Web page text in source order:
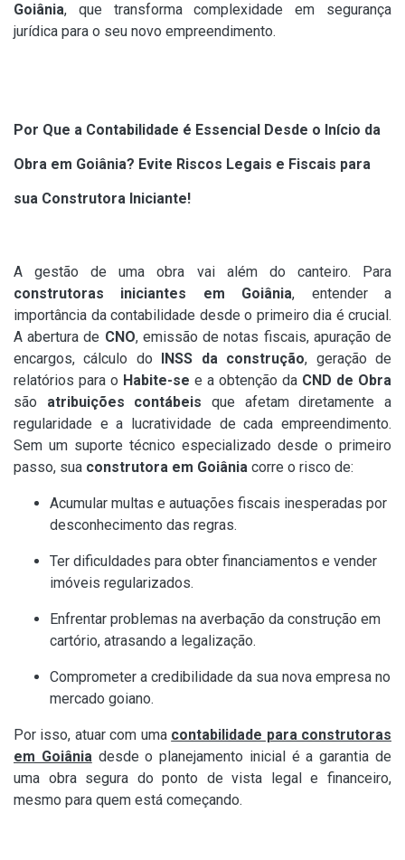
Goiânia, que transforma complexidade em segurança
jurídica para o seu novo empreendimento.
Por Que a Contabilidade é Essencial Desde o Início da
Obra em Goiânia? Evite Riscos Legais e Fiscais para
sua Construtora Iniciante!
A gestão de uma obra vai além do canteiro. Para
construtoras iniciantes em Goiânia, entender a
importância da contabilidade desde o primeiro dia é crucial.
A abertura de CNO, emissão de notas fiscais, apuração de
encargos, cálculo do
INSS da construção, geração de
relatórios para o Habite-se e a obtenção da CND de Obra
são atribuições contábeis que afetam diretamente a
regularidade e a lucratividade de cada empreendimento.
Sem um suporte técnico especializado desde o primeiro
passo, sua construtora em Goiânia corre o risco de:
Acumular multas e autuações fiscais inesperadas por
desconhecimento das regras.
Ter dificuldades para obter financiamentos e vender
imóveis regularizados.
Enfrentar problemas na averbação da construção em
cartório, atrasando a legalização.
Comprometer a credibilidade da sua nova empresa no
mercado goiano.
Por isso, atuar com uma contabilidade para construtoras
em Goiâniadesde o planejamento inicial é a garantia de
uma obra segura do ponto de vista legal e financeiro,
mesmo para quem está começando.